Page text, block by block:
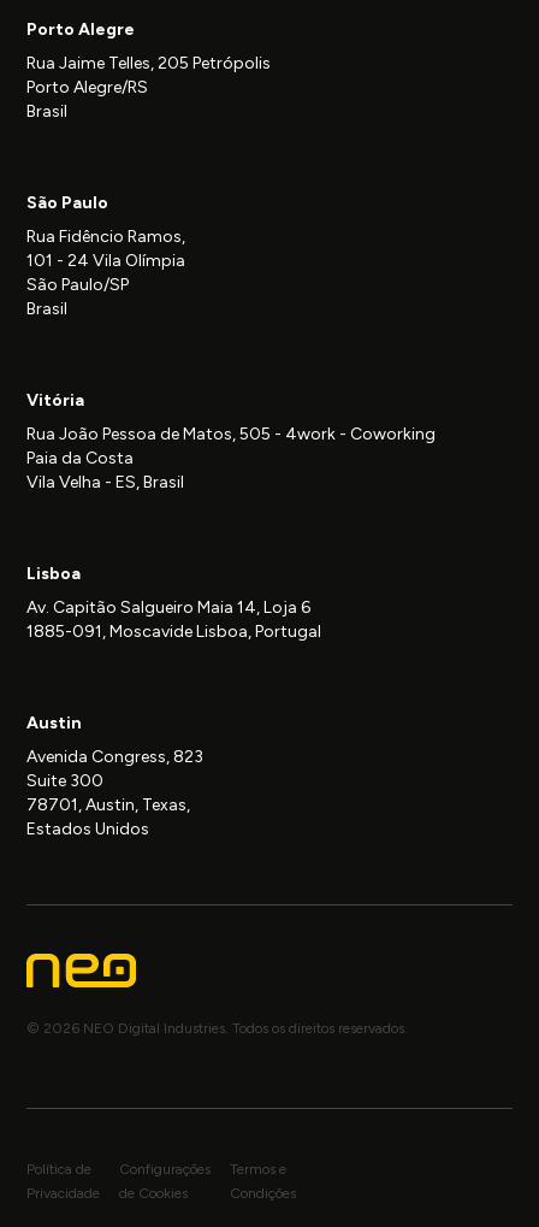
Porto Alegre
Rua Jaime Telles, 205 Petrópolis
Porto Alegre/RS
Brasil
São Paulo
Rua Fidêncio Ramos,
101 - 24 Vila Olímpia
São Paulo/SP
Brasil
Vitória
Rua João Pessoa de Matos, 505 - 4work - Coworking
Paia da Costa
Vila Velha - ES, Brasil
Lisboa
Av. Capitão Salgueiro Maia 14, Loja 6
1885-091, Moscavide Lisboa, Portugal
Austin
Avenida Congress, 823
Suite 300
78701, Austin, Texas,
Estados Unidos
© 2026 NEO Digital Industries. Todos os direitos reservados.
Política de
Privacidade
Configurações
de Cookies
Termos e
Condições